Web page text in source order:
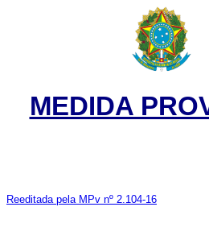
MEDIDA
Reeditada pela MPv nº 2.104-16